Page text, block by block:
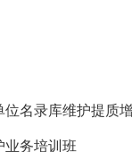
名录库维护提质
业务培训班